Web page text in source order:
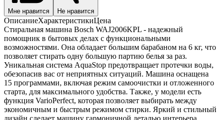
Мне нравится Не нравится
ОписаниеХарактеристикиЦена
Стиральная машина Bosch WAJ2006KPL - надежный
помощник в бытовых делах с функциональными
возможностями. Она обладает большим барабаном на 6 кг, что
позволяет стирать одну большую партию белья за раз.
Уникальная система AquaStop предотвращает протечки воды,
обезопасив вас от неприятных ситуаций. Машина оснащена
15 программами, включая режим самоочистки и отложенного
старта, для максимального удобства. Также, у модели есть
функция VarioPerfect, которая позволяет выбирать между
экономичным и быстрым режимом стирки. Яркий и стильный
дизайн сделает машину гармоничной деталью интерьера